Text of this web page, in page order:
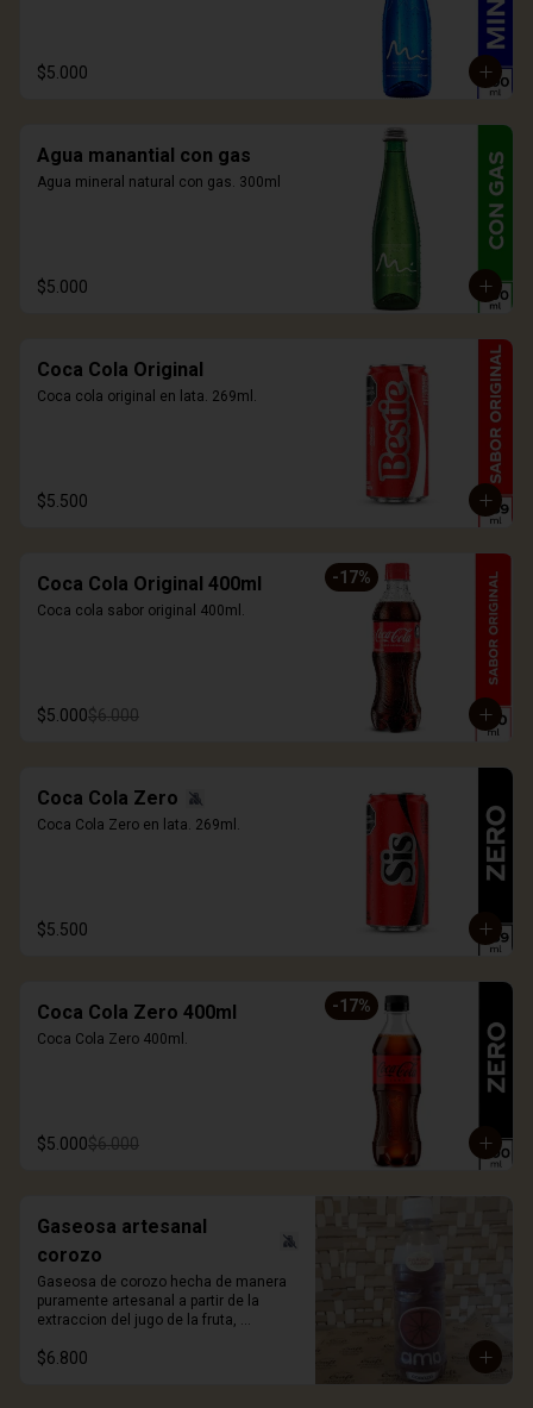
$5.000
Agua manantial con gas
Agua mineral natural con gas. 300ml
$5.000
Coca Cola Original
Coca cola original en lata. 269ml.
$5.500
-17%
Coca Cola Original 400ml
Coca cola sabor original 400ml.
$5.000$6.000
Coca Cola Zero
Coca Cola Zero en lata. 269ml.
$5.500
-17%
Coca Cola Zero 400ml
Coca Cola Zero 400ml.
$5.000$6.000
Gaseosa artesanal
corozo
Gaseosa de corozo hecha de manera
puramente artesanal a partir de la
extraccion del jugo de la fruta,
añadida. 330ml.
$6.800